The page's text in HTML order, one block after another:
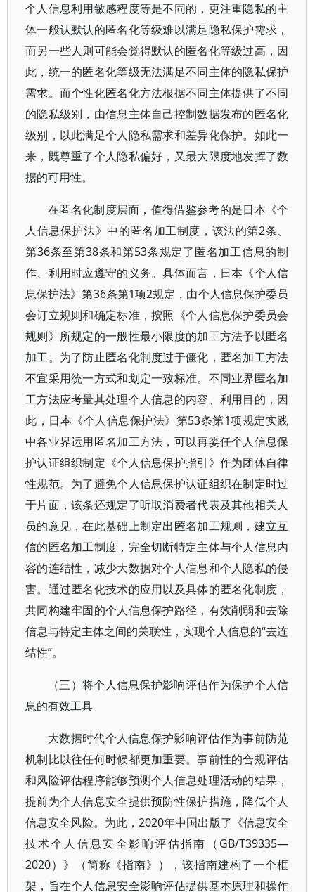
个人信息利用敏感程度等是不同的，更注重隐私的主
体一般认默认的匿名化等级难以满足隐私保护需求，
而另一些人则可能会觉得默认的匿名化等级过高，因
此，统一的匿名化等级无法满足不同主体的隐私保护
需求。而个性化匿名化方法根据不同主体提供了不同
的隐私级别，由信息主体自己控制数据发布的匿名化
级别，以此满足个人隐私需求和差异化保护。如此一
来，既尊重了个人隐私偏好，又最大限度地发挥了数
据的可用性。
在匿名化制度层面，值得借鉴参考的是日本《个
人信息保护法》中的匿名加工制度，该法的第2条、
第36条至第38条和第53条规定了匿名加工信息的制
作、利用时应遵守的义务。具体而言，日本《个人信
息保护法》第36条第1项2规定，由个人信息保护委员
会订立规则和确定标准，按照《个人信息保护委员会
规则》所规定的一般性最小限度的加工方法予以匿名
加工。为了防止匿名化制度过于僵化，匿名加工方法
不宜采用统一方式和划定一致标准。不同业界匿名加
工方法应考量其处理个人信息的内容、利用目的，因
此，日本《个人信息保护法》第53条第1项规定实践
中各业界运用匿名加工方法，可以再委任个人信息保
护认证组织制定《个人信息保护指引》作为团体自律
性规范。为了避免个人信息保护认证组织在制定时过
于片面，该条还规定了听取消费者代表及其他相关人
员的意见，在此基础上制定出匿名加工规则，建立互
信的匿名加工制度，完全切断特定主体与个人信息内
容的连结性，减少大数据对个人信息和个人隐私的侵
害。通过匿名化技术的应用以及具体的匿名化制度，
共同构建牢固的个人信息保护路径，有效削弱和去除
信息与特定主体之间的关联性，实现个人信息的“去连
结性”。
（三）将个人信息保护影响评估作为保护个人信
息的有效工具
大数据时代个人信息保护影响评估作为事前防范
机制比以往任何时候都更加重要。事前性的合规评估
和风险评估程序能够预测个人信息处理活动的结果，
提前为个人信息安全提供预防性保护措施，降低个人
信息安全风险。为此，2020年中国出版了《信息安全
技术个人信息安全影响评估指南（GB/T39335—
2020）》（简称《指南》），该指南建构了一个框
架，旨在个人信息安全影响评估提供基本原理和操作